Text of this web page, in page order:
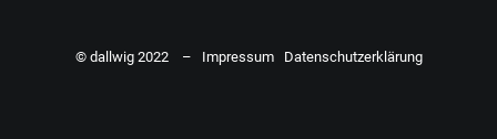
© dallwig 2022 – Impressum Datenschutzerklärung